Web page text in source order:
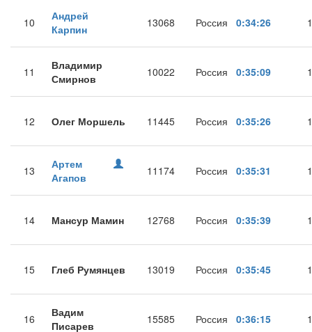
10
Андрей
Карпин
13068 Россия 0:34:26
11
Владимир
Смирнов
10022 Россия 0:35:09
12 Олег Моршель 11445 Россия 0:35:26
13
Артем
Агапов
11174 Россия 0:35:31
14 Мансур Мамин 12768 Россия 0:35:39
15 Глеб Румянцев 13019 Россия 0:35:45
16
Вадим
Писарев
15585 Россия 0:36:15